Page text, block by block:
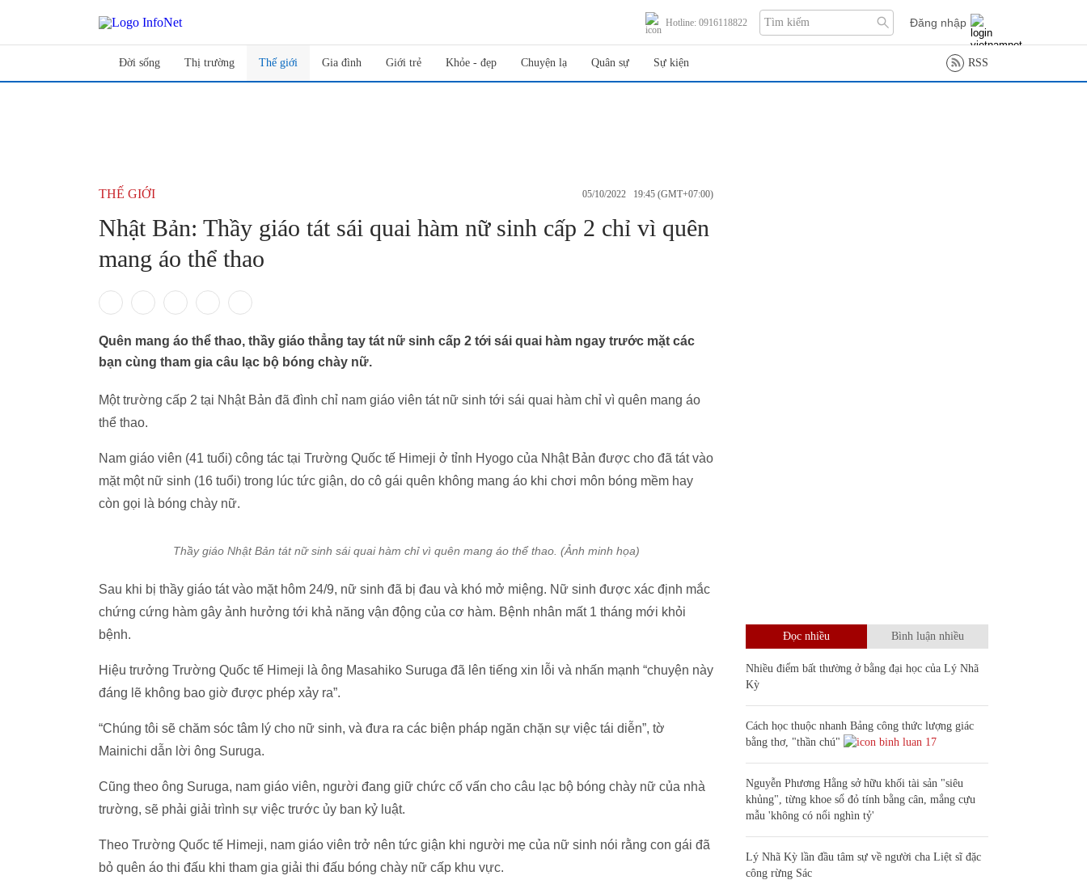
Hotline: 0916118822 Đăng nhập
Đời sống Thị trường Thế giới Gia đình Giới trẻ Khỏe - đẹp Chuyện lạ Quân sự Sự kiện RSS
THẾ GIỚI 05/10/2022 19:45 (GMT+07:00)
Nhật Bản: Thầy giáo tát sái quai hàm nữ sinh cấp 2 chỉ vì quên
mang áo thể thao
Quên mang áo thể thao, thầy giáo thẳng tay tát nữ sinh cấp 2 tới sái quai hàm ngay trước mặt các
bạn cùng tham gia câu lạc bộ bóng chày nữ.
Một trường cấp 2 tại Nhật Bản đã đình chỉ nam giáo viên tát nữ sinh tới sái quai hàm chỉ vì quên mang áo
thể thao.
Nam giáo viên (41 tuổi) công tác tại Trường Quốc tế Himeji ở tỉnh Hyogo của Nhật Bản được cho đã tát vào
mặt một nữ sinh (16 tuổi) trong lúc tức giận, do cô gái quên không mang áo khi chơi môn bóng mềm hay
còn gọi là bóng chày nữ.
Thầy giáo Nhật Bản tát nữ sinh sái quai hàm chỉ vì quên mang áo thể thao. (Ảnh minh họa)
Sau khi bị thầy giáo tát vào mặt hôm 24/9, nữ sinh đã bị đau và khó mở miệng. Nữ sinh được xác định mắc
chứng cứng hàm gây ảnh hưởng tới khả năng vận động của cơ hàm. Bệnh nhân mất 1 tháng mới khỏi
bệnh.
Hiệu trưởng Trường Quốc tế Himeji là ông Masahiko Suruga đã lên tiếng xin lỗi và nhấn mạnh “chuyện này
đáng lẽ không bao giờ được phép xảy ra”.
“Chúng tôi sẽ chăm sóc tâm lý cho nữ sinh, và đưa ra các biện pháp ngăn chặn sự việc tái diễn”, tờ
Mainichi dẫn lời ông Suruga.
Cũng theo ông Suruga, nam giáo viên, người đang giữ chức cố vấn cho câu lạc bộ bóng chày nữ của nhà
trường, sẽ phải giải trình sự việc trước ủy ban kỷ luật.
Theo Trường Quốc tế Himeji, nam giáo viên trở nên tức giận khi người mẹ của nữ sinh nói rằng con gái đã
bỏ quên áo thi đấu khi tham gia giải thi đấu bóng chày nữ cấp khu vực.
Đọc nhiều Bình luận nhiều
Nhiều điểm bất thường ở bằng đại học của Lý Nhã
Kỳ
Cách học thuộc nhanh Bảng công thức lượng giác
bằng thơ, "thần chú"
17
Nguyễn Phương Hằng sở hữu khối tài sản "siêu
khủng", từng khoe sổ đỏ tính bằng cân, mắng cựu
mẫu 'không có nổi nghìn tỷ'
Lý Nhã Kỳ lần đầu tâm sự về người cha Liệt sĩ đặc
công rừng Sác